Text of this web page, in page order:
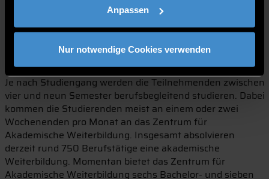
Anpassen
Nur notwendige Cookies verwenden
Learning Angebote, viele davon auch Bestandteil der
Virtuellen Hochschule Bayern, würden digitales Lernen
ohne Präsenz bestens ermöglichen. Von diesem
frühzeitigen Engagement könnten die Studierenden jetzt
profitieren.
Je nach Studiengang werden die Teilnehmenden zwischen
vier und neun Semester berufsbegleitend studieren. Dabei
kommen die Studierenden meist an einem oder zwei
Wochenenden pro Monat an das Zentrum für
Akademische Weiterbildung. Insgesamt absolvieren
derzeit rund 750 Berufstätige eine akademische
Weiterbildung. Momentan bietet das Zentrum für
Akademische Weiterbildung sechs Bachelor- und sieben